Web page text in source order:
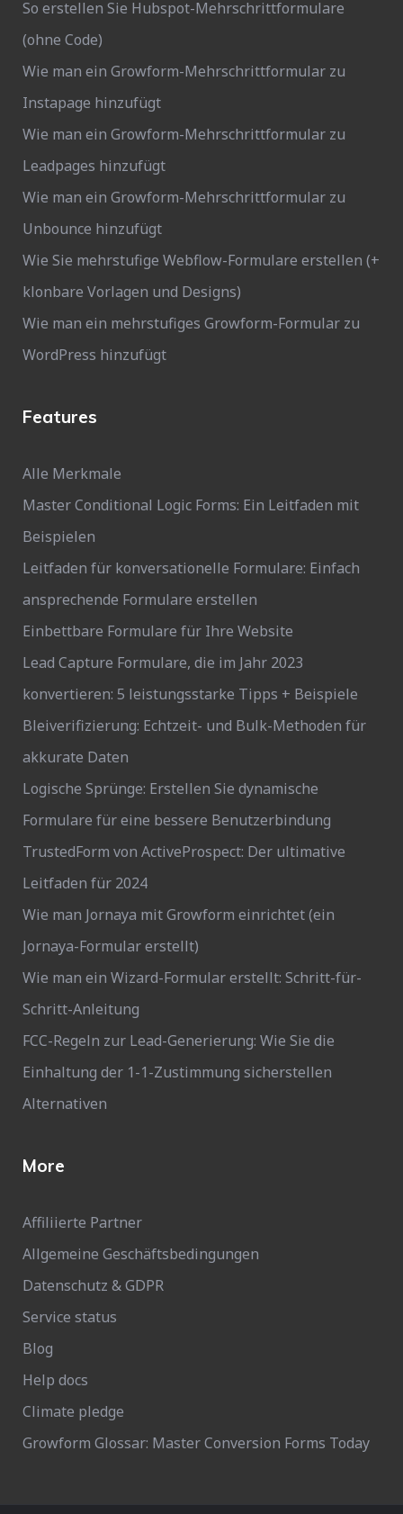
So erstellen Sie Hubspot-Mehrschrittformulare
(ohne Code)
Wie man ein Growform-Mehrschrittformular zu
Instapage hinzufügt
Wie man ein Growform-Mehrschrittformular zu
Leadpages hinzufügt
Wie man ein Growform-Mehrschrittformular zu
Unbounce hinzufügt
Wie Sie mehrstufige Webflow-Formulare erstellen (+
klonbare Vorlagen und Designs)
Wie man ein mehrstufiges Growform-Formular zu
WordPress hinzufügt
Features
Alle Merkmale
Master Conditional Logic Forms: Ein Leitfaden mit
Beispielen
Leitfaden für konversationelle Formulare: Einfach
ansprechende Formulare erstellen
Einbettbare Formulare für Ihre Website
Lead Capture Formulare, die im Jahr 2023
konvertieren: 5 leistungsstarke Tipps + Beispiele
Bleiverifizierung: Echtzeit- und Bulk-Methoden für
akkurate Daten
Logische Sprünge: Erstellen Sie dynamische
Formulare für eine bessere Benutzerbindung
TrustedForm von ActiveProspect: Der ultimative
Leitfaden für 2024
Wie man Jornaya mit Growform einrichtet (ein
Jornaya-Formular erstellt)
Wie man ein Wizard-Formular erstellt: Schritt-für-
Schritt-Anleitung
FCC-Regeln zur Lead-Generierung: Wie Sie die
Einhaltung der 1-1-Zustimmung sicherstellen
Alternativen
More
Affiliierte Partner
Allgemeine Geschäftsbedingungen
Datenschutz & GDPR
Service status
Blog
Help docs
Climate pledge
Growform Glossar: Master Conversion Forms Today